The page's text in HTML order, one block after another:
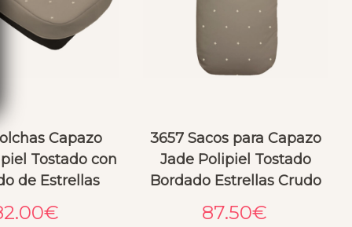
Capazo
Tostado con
de Estrellas
€
3657 Sacos para Capazo
Jade Polipiel Tostado
Bordado Estrellas Crudo
87.50€